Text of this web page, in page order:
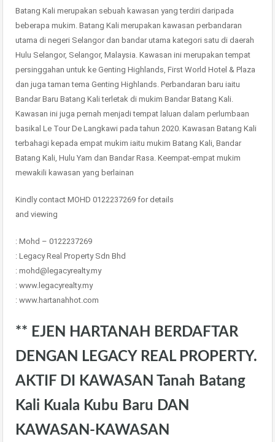
Batang Kali merupakan sebuah kawasan yang terdiri daripada
beberapa mukim. Batang Kali merupakan kawasan perbandaran
utama di negeri Selangor dan bandar utama kategori satu di daerah
Hulu Selangor, Selangor, Malaysia. Kawasan ini merupakan tempat
persinggahan untuk ke Genting Highlands, First World Hotel & Plaza
dan juga taman tema Genting Highlands. Perbandaran baru iaitu
Bandar Baru Batang Kali terletak di mukim Bandar Batang Kali.
Kawasan ini juga pernah menjadi tempat laluan dalam perlumbaan
basikal Le Tour De Langkawi pada tahun 2020. Kawasan Batang Kali
terbahagi kepada empat mukim iaitu mukim Batang Kali, Bandar
Batang Kali, Hulu Yam dan Bandar Rasa. Keempat-empat mukim
mewakili kawasan yang berlainan
Kindly contact MOHD 0122237269 for details
and viewing
: Mohd – 0122237269
: Legacy Real Property Sdn Bhd
: mohd@legacyrealty.my
: www.legacyrealty.my
: www.hartanahhot.com
** EJEN HARTANAH BERDAFTAR
DENGAN LEGACY REAL PROPERTY.
AKTIF DI KAWASAN Tanah Batang
Kali Kuala Kubu Baru DAN
KAWASAN-KAWASAN